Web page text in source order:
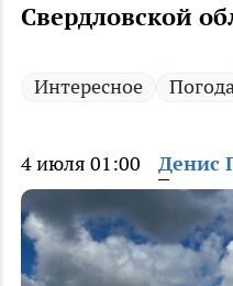
Свердловской
Интересное
4 июля 01:00 Денис